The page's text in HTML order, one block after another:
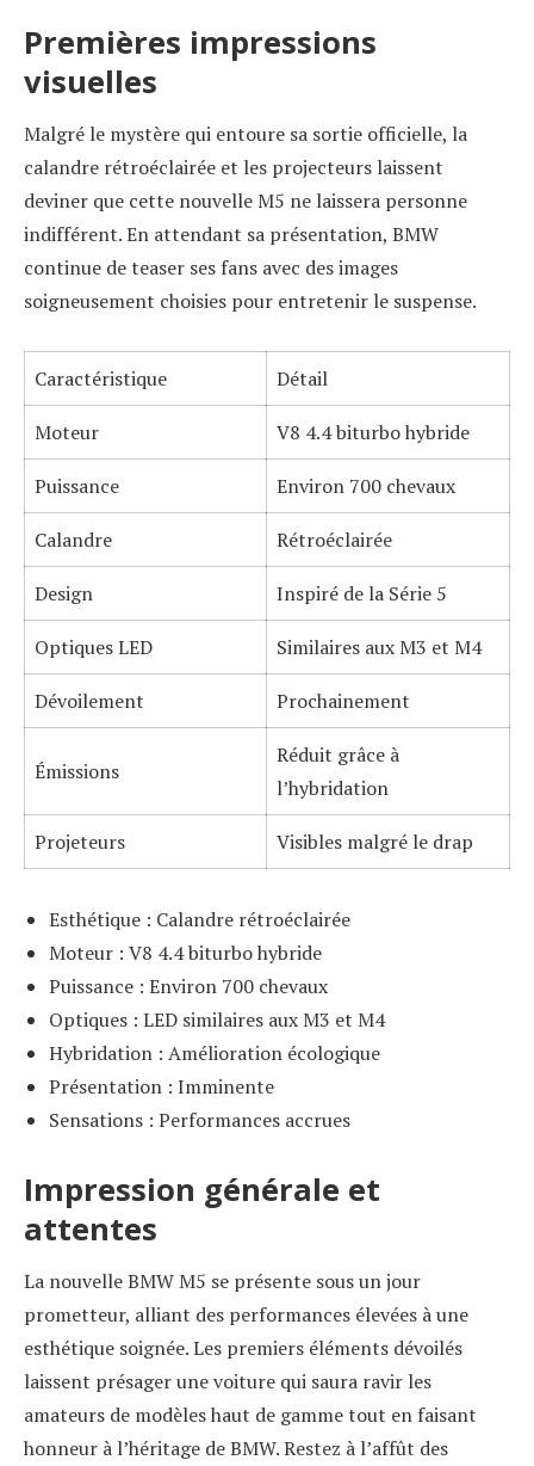
Premières impressions
visuelles
Malgré le mystère qui entoure sa sortie officielle, la
calandre rétroéclairée et les projecteurs laissent
deviner que cette nouvelle M5 ne laissera personne
indifférent. En attendant sa présentation, BMW
continue de teaser ses fans avec des images
soigneusement choisies pour entretenir le suspense.
Caractéristique Détail
Moteur V8 4.4 biturbo hybride
Puissance Environ 700 chevaux
Calandre Rétroéclairée
Design Inspiré de la Série 5
Optiques LED Similaires aux M3 et M4
Dévoilement Prochainement
Émissions
Réduit grâce à
l’hybridation
Projeteurs Visibles malgré le drap
Esthétique : Calandre rétroéclairée
Moteur : V8 4.4 biturbo hybride
Puissance : Environ 700 chevaux
Optiques : LED similaires aux M3 et M4
Hybridation : Amélioration écologique
Présentation : Imminente
Sensations : Performances accrues
Impression générale et
attentes
La nouvelle BMW M5 se présente sous un jour
prometteur, alliant des performances élevées à une
esthétique soignée. Les premiers éléments dévoilés
laissent présager une voiture qui saura ravir les
amateurs de modèles haut de gamme tout en faisant
honneur à l’héritage de BMW. Restez à l’affût des